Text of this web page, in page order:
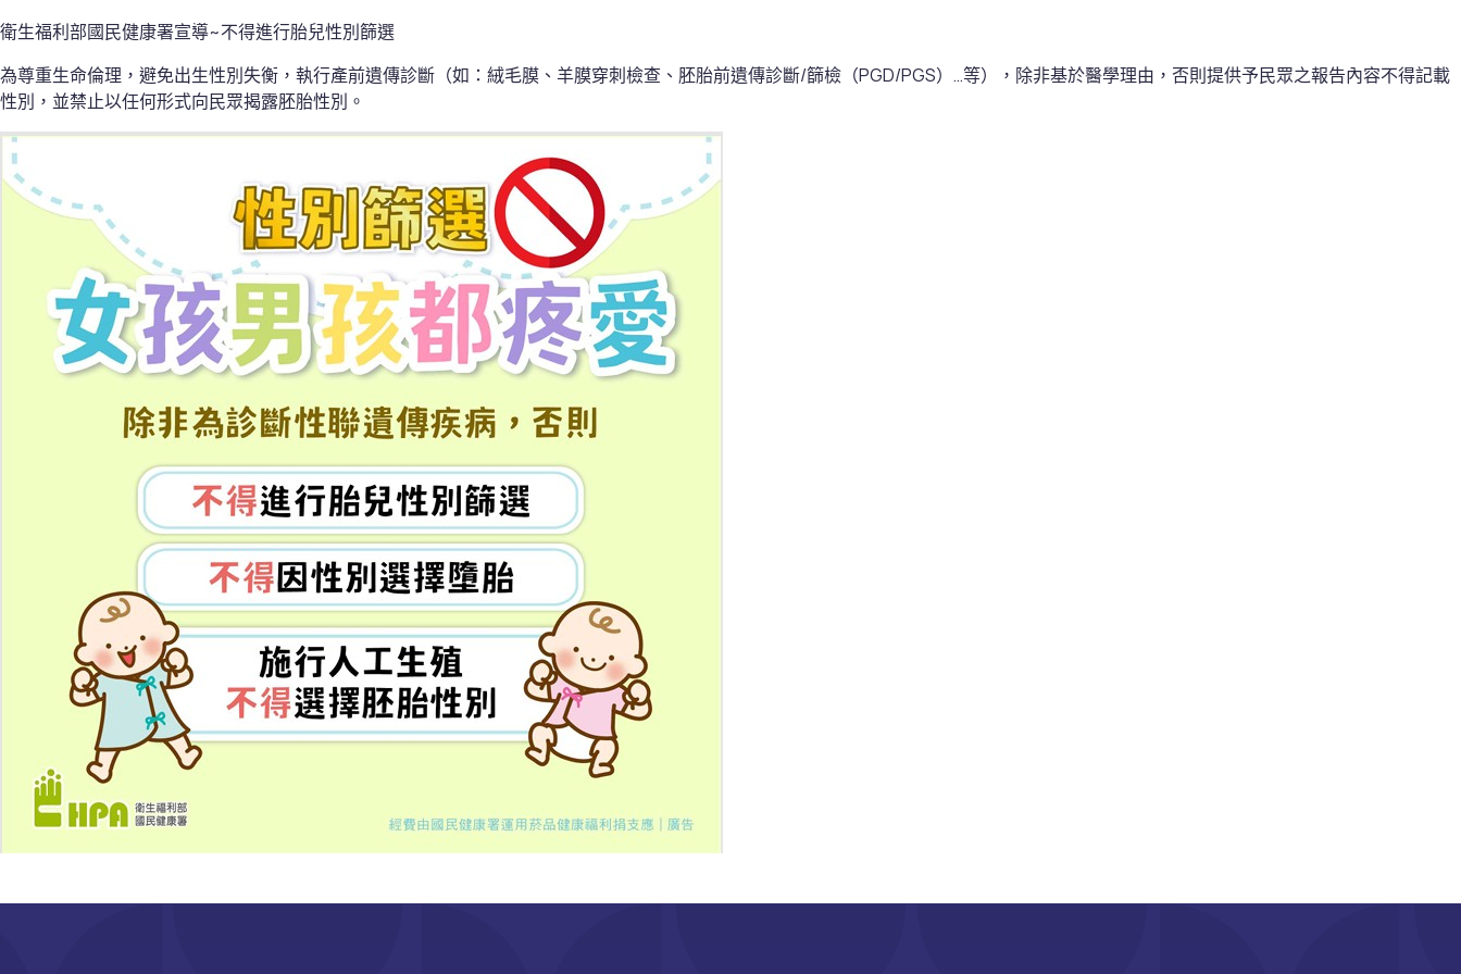
衛生福利部國民健康署宣導~不得進行胎兒性別篩選
為尊重生命倫理，避免出生性別失衡，執行產前遺傳診斷（如：絨毛膜、羊膜穿刺檢查、胚胎前遺傳診斷/篩檢（PGD/PGS）…等），除非基於醫學理由，否則提供予民眾之報告內容不得記載
性別，並禁止以任何形式向民眾揭露胚胎性別。